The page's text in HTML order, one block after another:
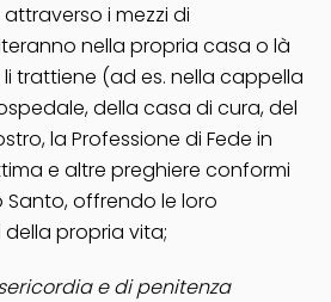
i mezzi di
nella propria casa o là
trattiene (ad es. nella cappella
della casa di cura, del
la Professione di Fede in
e altre preghiere conformi
Santo, offrendo le loro
propria vita;
e di penitenza